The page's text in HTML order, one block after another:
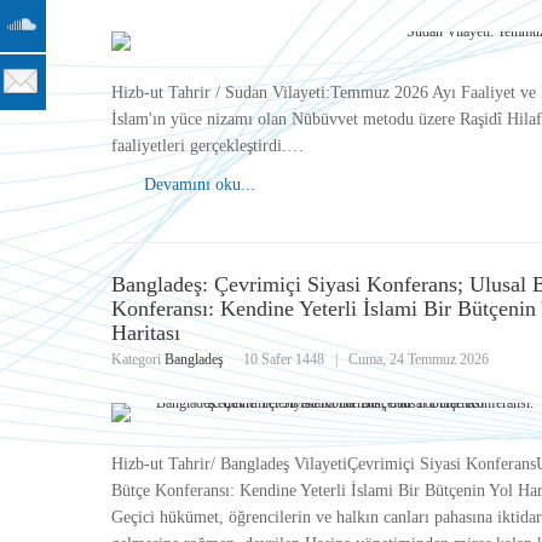
Hizb-ut Tahrir / Sudan Vilayeti:Temmuz 2026 Ayı Faaliyet
İslam'ın yüce nizamı olan Nübüvvet metodu üzere Raşidî
faaliyetleri gerçekleştirdi.…
Devamını oku...
Bangladeş: Çevrimiçi Siyasi Konferans; Ulusal
Konferansı: Kendine Yeterli İslami Bir Bütçenin
Haritası
Kategori Bangladeş 10 Safer 1448|Cuma, 24 Temmuz 2026
Hizb-ut Tahrir/ Bangladeş VilayetiÇevrimiçi Siyasi
Bütçe Konferansı: Kendine Yeterli İslami Bir Bütçenin Yol
Geçici hükümet, öğrencilerin ve halkın canları pahasına